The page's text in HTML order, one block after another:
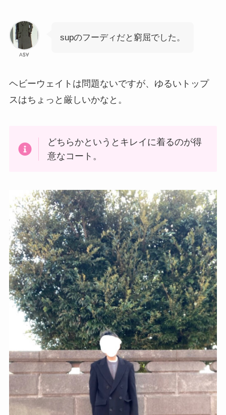
A$∀
supのフーディだと窮屈でした。
ヘビーウェイトは問題ないですが、ゆるいトップ
スはちょっと厳しいかなと。
どちらかというとキレイに着るのが得
意なコート。